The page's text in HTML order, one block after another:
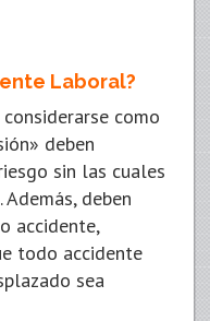
Laboral?
como
deben
sin las cuales
deben
accidente,
todo accidente
sea